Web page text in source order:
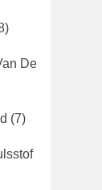
De
(7)